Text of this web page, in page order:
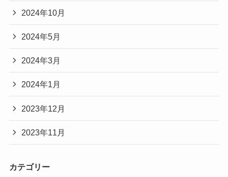
2024年10月
2024年5月
2024年3月
2024年1月
2023年12月
2023年11月
カテゴリー